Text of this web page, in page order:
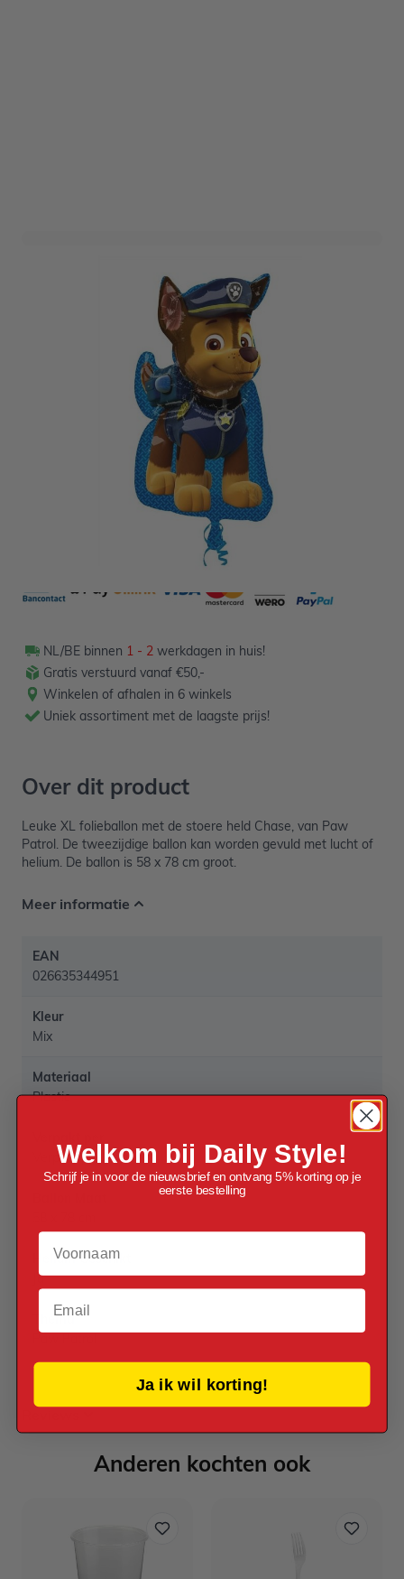
Informeer mij wanneer dit product op voorraad is
Niet op voorraad
Verpakt per 1 stuk
NL/BE binnen 1 - 2 werkdagen in huis!
Gratis verstuurd vanaf €50,-
Winkelen of afhalen in 6 winkels
Uniek assortiment met de laagste prijs!
Over dit product
Leuke XL folieballon met de stoere held Chase, van Paw
Patrol. De tweezijdige ballon kan worden gevuld met lucht of
helium. De ballon is 58 x 78 cm groot.
Meer informatie
EAN
026635344951
Kleur
Mix
Materiaal
Plastic
Verpakt per 1 stuk
Helium Geschikt
Ja
Thema
Anderen kochten ook
Welkom bij Daily Style!
Schrijf je in voor de nieuwsbrief en ontvang 5% korting op je
eerste bestelling
Voornaam
Email
Ja ik wil korting!